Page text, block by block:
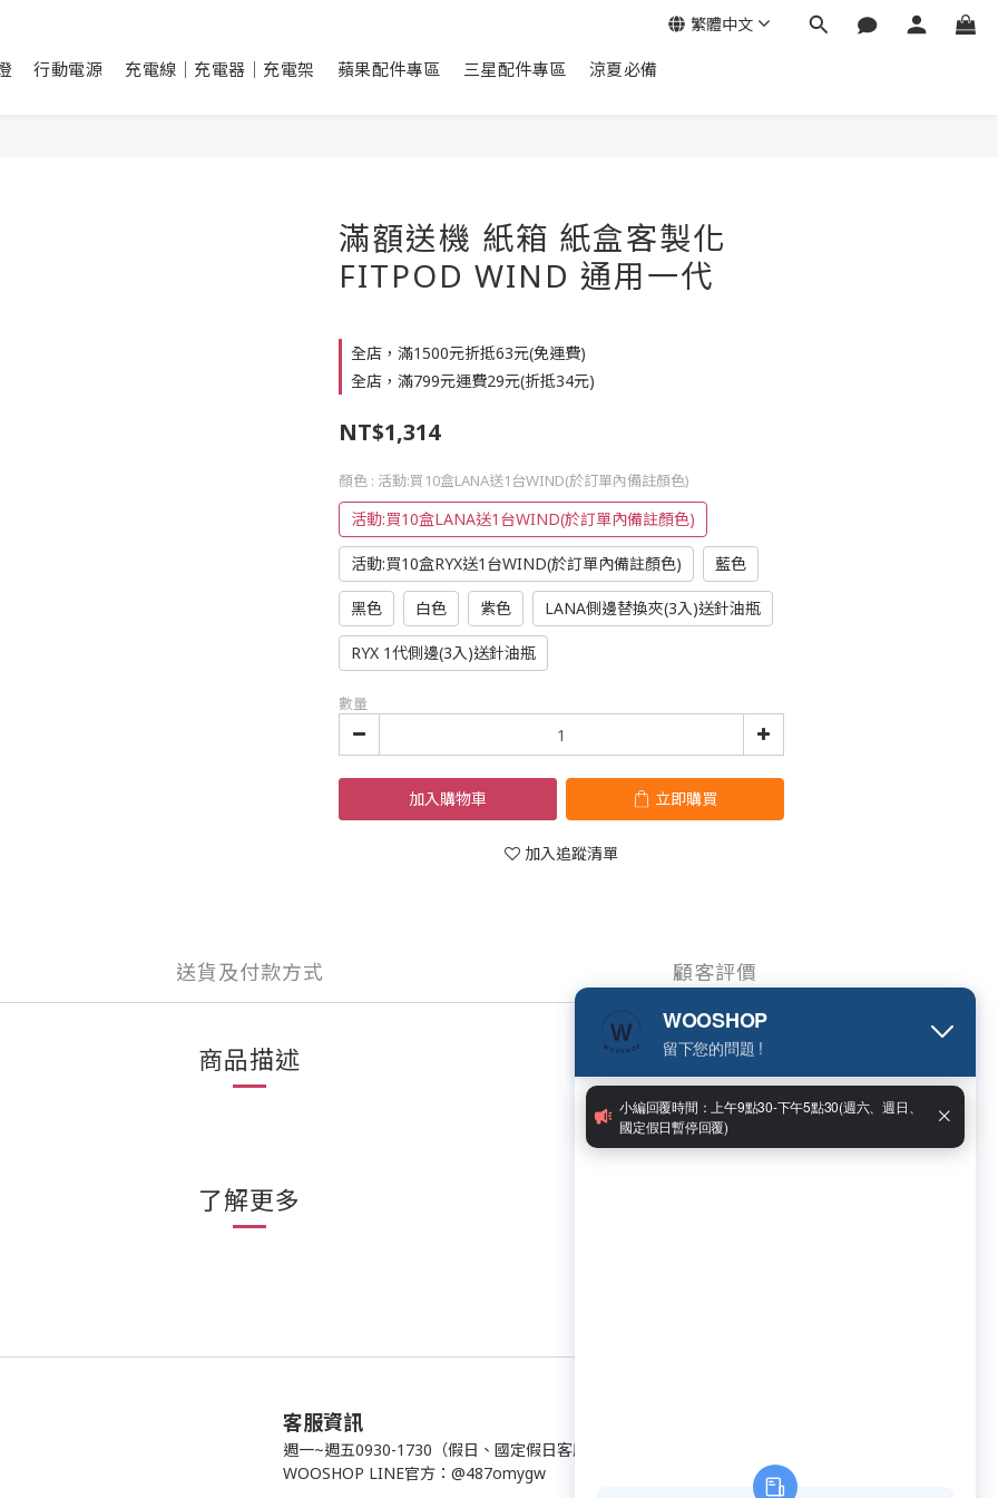
行動電源 充電線｜充電器｜充電架 蘋果配件專區 三星配件專區 涼夏必備
繁體中文
滿額送機 紙箱 紙盒客製化
FITPOD WIND 通用一代
全店，滿1500元折抵63元(免運費)
全店，滿799元運費29元(折抵34元)
NT$1,314
顏色 : 活動:買10盒LANA送1台WIND(於訂單內備註顏色)
活動:買10盒LANA送1台WIND(於訂單內備註顏色)
活動:買10盒RYX送1台WIND(於訂單內備註顏色) 藍色
黑色 白色 紫色 LANA側邊替換夾(3入)送針油瓶
RYX 1代側邊(3入)送針油瓶
數量
加入購物車 立即購買
加入追蹤清單
送貨及付款方式 顧客評價
商品描述
了解更多
客服資訊
週一~週五0930-1730（假日、國定假日客服休假）
WOOSHOP LINE官方：@487omygw